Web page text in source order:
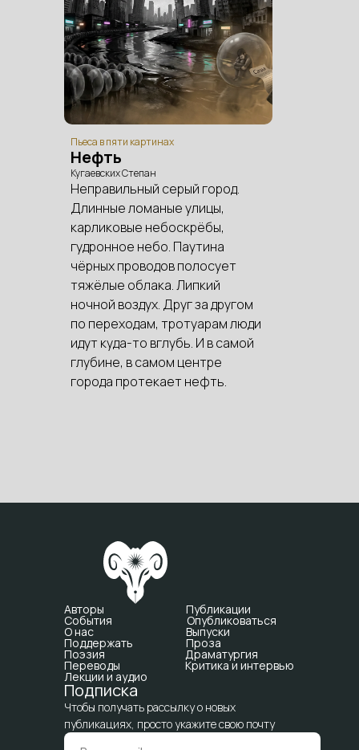
Пьеса в пяти картинах
Нефть
Кугаевских Степан
Неправильный серый город.
Длинные ломаные улицы,
карликовые небоскрёбы,
гудронное небо. Паутина
чёрных проводов полосует
тяжёлые облака. Липкий
ночной воздух. Друг за другом
по переходам, тротуарам люди
идут куда-то вглубь. И в самой
глубине, в самом центре
города протекает нефть.
Авторы Публикации
События Опубликоваться
О нас Выпуски
Поддержать Проза
Поэзия Драматургия
Переводы Критика и интервью
Лекции и аудио
Подписка
Чтобы получать рассылку о новых
публикациях, просто укажите свою почту